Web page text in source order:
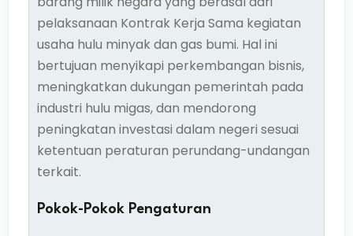
pelaksanaan Kontrak Kerja Sama kegiatan
usaha hulu minyak dan gas bumi. Hal ini
bertujuan menyikapi perkembangan bisnis,
meningkatkan dukungan pemerintah pada
industri hulu migas, dan mendorong
peningkatan investasi dalam negeri sesuai
ketentuan peraturan perundang-undangan
terkait.
Pokok-Pokok Pengaturan